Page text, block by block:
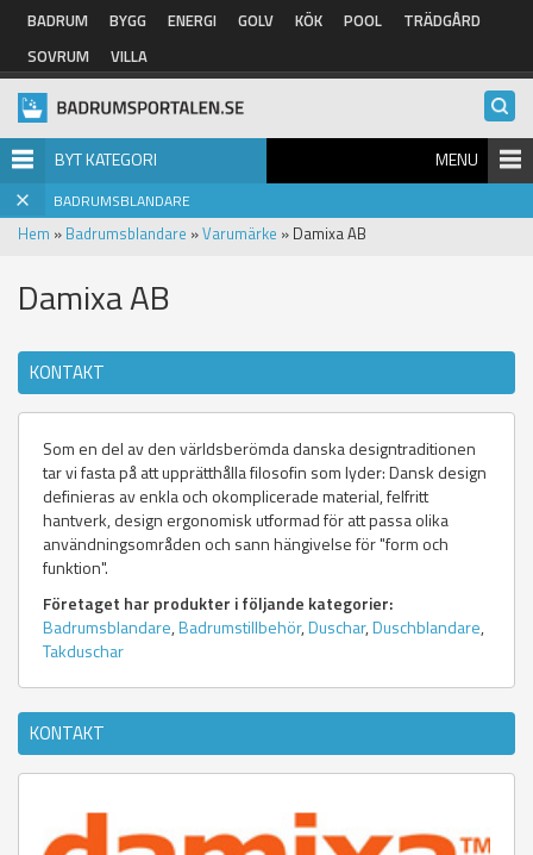
Hoppa till huvudinnehåll
BADRUM BYGG ENERGI GOLV KÖK POOL
TRÄDGÅRD
SOVRUM
VILLA
BYT KATEGORI MENU
BADRUMSBLANDARE
Hem » Badrumsblandare »Varumärke » Damixa AB
Damixa AB
KONTAKT
Som en del av den världsberömda danska designtraditionen
tar vi fasta på att upprätthålla filosofin som lyder: Dansk design
definieras av enkla och okomplicerade material, felfritt
hantverk, design ergonomisk utformad för att passa olika
användningsområden och sann hängivelse för "form och
funktion".
Företaget har produkter i följande kategorier:
Badrumsblandare,Badrumstillbehör,Duschar,Duschblandare,
Takduschar
KONTAKT